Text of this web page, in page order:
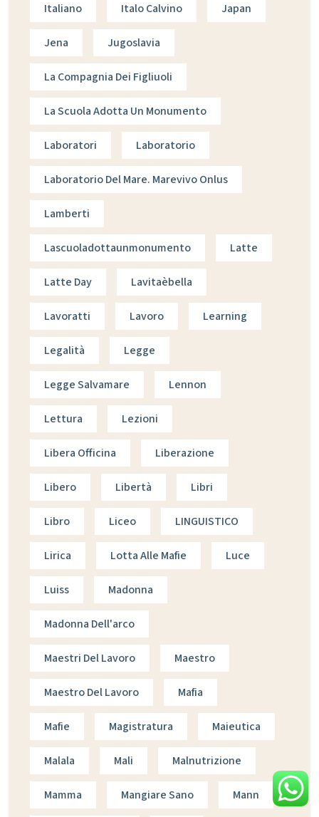
Italiano Italo Calvino Japan
Jena Jugoslavia
La Compagnia Dei Figliuoli
La Scuola Adotta Un Monumento
Laboratori Laboratorio
Laboratorio Del Mare. Marevivo Onlus
Lamberti
Lascuoladottaunmonumento Latte
Latte Day Lavitaèbella
Lavoratti Lavoro Learning
Legalità Legge
Legge Salvamare Lennon
Lettura Lezioni
Libera Officina Liberazione
Libero Libertà Libri
Libro Liceo LINGUISTICO
Lirica Lotta Alle Mafie Luce
Luiss Madonna
Madonna Dell'arco
Maestri Del Lavoro Maestro
Maestro Del Lavoro Mafia
Mafie Magistratura Maieutica
Malala Mali Malnutrizione
Mamma Mangiare Sano Mann